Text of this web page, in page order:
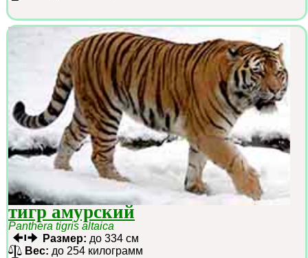
тигр амурский
Panthera tigris altaica
Размер: до 334 см
Вес: до 254 килограмм